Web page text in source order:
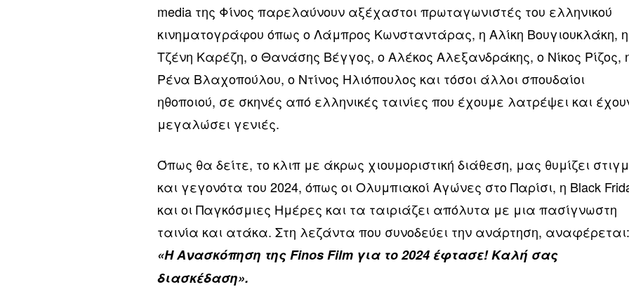
media της Φίνος παρελαύνουν αξέχαστοι πρωταγωνιστές του ελληνικού
κινηματογράφου όπως ο Λάμπρος Κωνσταντάρας, η Αλίκη Βουγιουκλάκη, η
Τζένη Καρέζη, ο Θανάσης Βέγγος, ο Αλέκος Αλεξανδράκης, ο Νίκος Ρίζος,
Ρένα Βλαχοπούλου, ο Ντίνος Ηλιόπουλος και τόσοι άλλοι σπουδαίοι
ηθοποιού, σε σκηνές από ελληνικές ταινίες που έχουμε λατρέψει και
μεγαλώσει γενιές.
Όπως θα δείτε, το κλιπ με άκρως χιουμοριστική διάθεση, μας θυμίζει
και γεγονότα του 2024, όπως οι Ολυμπιακοί Αγώνες στο Παρίσι, η Black
και οι Παγκόσμιες Ημέρες και τα ταιριάζει απόλυτα με μια πασίγνωστη
ταινία και ατάκα. Στη λεζάντα που συνοδεύει την ανάρτηση, αναφέρεται:
«Η Ανασκόπηση της Finos Film για το 2024 έφτασε! Καλή σας
διασκέδαση».